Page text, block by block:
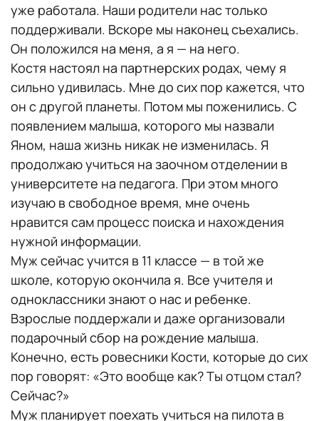
уже работала. Наши родители нас только
поддерживали. Вскоре мы наконец съехались.
Он положился на меня, а я — на него.
Костя настоял на партнерских родах, чему я
сильно удивилась. Мне до сих пор кажется, что
он с другой планеты. Потом мы поженились. С
появлением малыша, которого мы назвали
Яном, наша жизнь никак не изменилась. Я
продолжаю учиться на заочном отделении в
университете на педагога. При этом много
изучаю в свободное время, мне очень
нравится сам процесс поиска и нахождения
нужной информации.
Муж сейчас учится в 11 классе — в той же
школе, которую окончила я. Все учителя и
одноклассники знают о нас и ребенке.
Взрослые поддержали и даже организовали
подарочный сбор на рождение малыша.
Конечно, есть ровесники Кости, которые до сих
пор говорят: «Это вообще как? Ты отцом стал?
Сейчас?»
Муж планирует поехать учиться на пилота в